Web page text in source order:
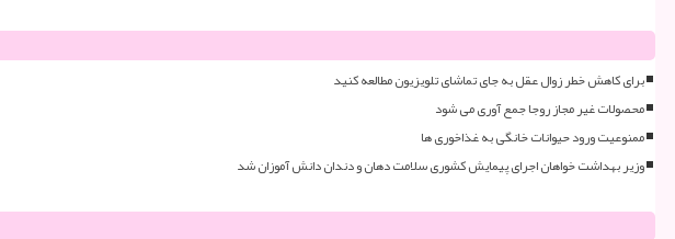
برای کاهش خطر زوال عقل به جای تماشای تلویزیون مطالعه کنید
محصولات غیر مجاز روجا جمع آوری می شود
ممنوعیت ورود حیوانات خانگی به غذاخوری ها
وزیر بهداشت خواهان اجرای پیمایش کشوری سلامت دهان و دندان دانش آموزان شد